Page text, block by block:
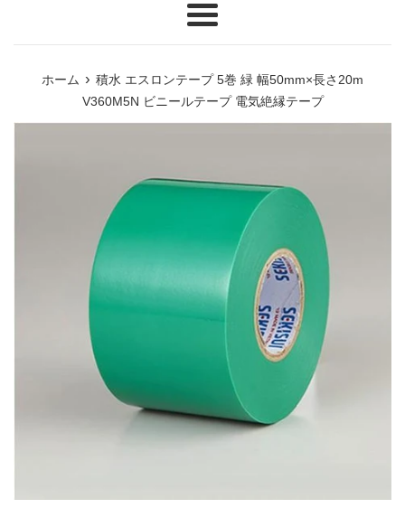
メ
ー
ホーム › 積水 エスロンテープ 5巻 緑 幅50mm×長さ20m
V360M5N ビニールテープ 電気絶縁テープ